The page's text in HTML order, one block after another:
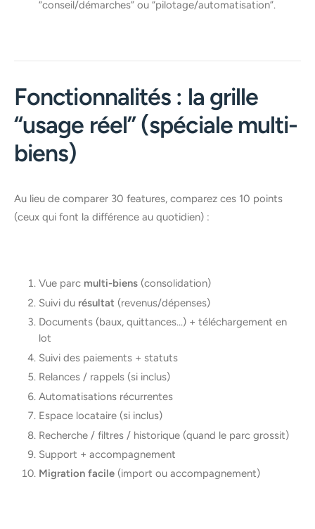
“conseil/démarches” ou “pilotage/automatisation”.
Fonctionnalités : la grille
“usage réel” (spéciale multi-
biens)
Au lieu de comparer 30 features, comparez ces 10 points
(ceux qui font la différence au quotidien) :
Vue parc multi-biens (consolidation)
Suivi du résultat (revenus/dépenses)
Documents (baux, quittances…) + téléchargement en
lot
Suivi des paiements + statuts
Relances / rappels (si inclus)
Automatisations récurrentes
Espace locataire (si inclus)
Recherche / filtres / historique (quand le parc grossit)
Support + accompagnement
Migration facile (import ou accompagnement)